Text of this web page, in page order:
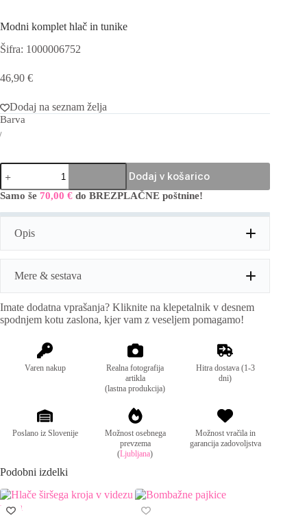
Modni komplet hlač in tunike
Šifra: 1000006752
46,90 €
Dodaj na seznam želja
Barva
Modni
komplet
hlač
in
tunike
Dodaj v košarico
A
v
e
Samo še 70,00 € do BREZPLAČNE poštnine!
Opis
Mere & sestava
Mere:unisize (hlače: dolžina102cm, obseg pasu. 85cm,
majica: obseg prsi:130cm) Mere lahko odstopajo
Sestava: 55%poliester, 40%viskoza, 5%elastan
Imate dodatna vprašanja? Kliknite na klepetalnik v desnem
spodnjem kotu zaslona, kjer vam z veseljem pomagamo!
Varen nakup
Realna fotografija
artikla
(lastna produkcija)
Hitra dostava (1-3
dni)
Poslano iz Slovenije
Možnost osebnega
prevzema
(Ljubljana)
Možnost vračila in
garancija zadovoljstva
Podobni izdelki